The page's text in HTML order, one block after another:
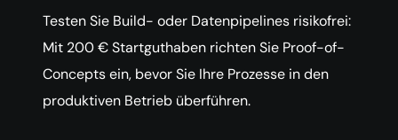
Testen Sie Build- oder Datenpipelines risikofrei:
Mit 200 € Startguthaben richten Sie Proof-of-
Concepts ein, bevor Sie Ihre Prozesse in den
produktiven Betrieb überführen.